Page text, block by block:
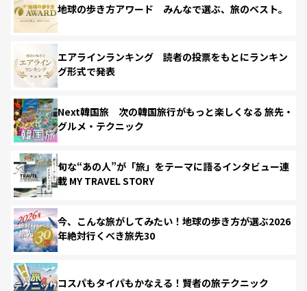
地球の歩き方アワード みんなで選ぶ、旅のベスト。
エアラインランキング 読者の投票をもとにランキン
グ形式で発表
Next韓国旅 次の韓国旅行がもっと楽しくなる 旅先・
グルメ・テクニック
旬な“あの人”が「旅」をテーマに語るインタビュー連
載 MY TRAVEL STORY
今、こんな旅がしてみたい！地球の歩き方が選ぶ2026
年絶対行くべき旅先30
コスパもタイパもかなえる！賢者の旅テクニック